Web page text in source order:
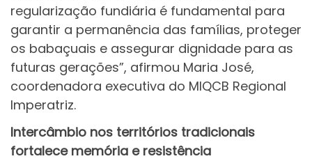
regularização fundiária é fundamental para
garantir a permanência das famílias, proteger
os babaçuais e assegurar dignidade para as
futuras gerações”, afirmou Maria José,
coordenadora executiva do MIQCB Regional
Imperatriz.
Intercâmbio nos territórios tradicionais
fortalece memória e resistência